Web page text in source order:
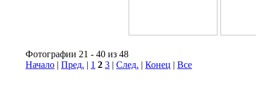
Фотографии 21 - 40 из 48
Начало | Пред. | 1 2 3 | След. | Конец | Все